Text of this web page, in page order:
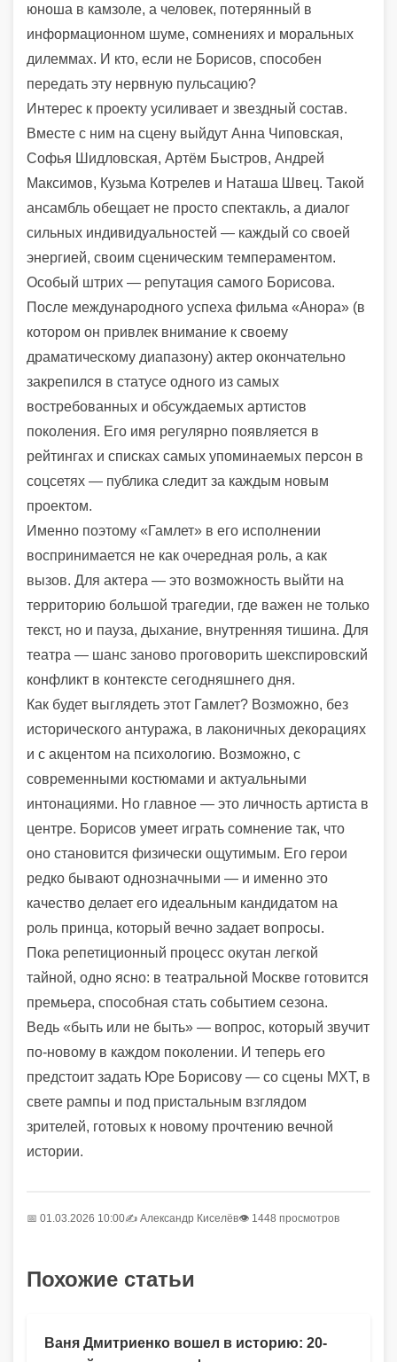
юноша в камзоле, а человек, потерянный в
информационном шуме, сомнениях и моральных
дилеммах. И кто, если не Борисов, способен
передать эту нервную пульсацию?
Интерес к проекту усиливает и звездный состав.
Вместе с ним на сцену выйдут Анна Чиповская,
Софья Шидловская, Артём Быстров, Андрей
Максимов, Кузьма Котрелев и Наташа Швец. Такой
ансамбль обещает не просто спектакль, а диалог
сильных индивидуальностей — каждый со своей
энергией, своим сценическим темпераментом.
Особый штрих — репутация самого Борисова.
После международного успеха фильма «Анора» (в
котором он привлек внимание к своему
драматическому диапазону) актер окончательно
закрепился в статусе одного из самых
востребованных и обсуждаемых артистов
поколения. Его имя регулярно появляется в
рейтингах и списках самых упоминаемых персон в
соцсетях — публика следит за каждым новым
проектом.
Именно поэтому «Гамлет» в его исполнении
воспринимается не как очередная роль, а как
вызов. Для актера — это возможность выйти на
территорию большой трагедии, где важен не только
текст, но и пауза, дыхание, внутренняя тишина. Для
театра — шанс заново проговорить шекспировский
конфликт в контексте сегодняшнего дня.
Как будет выглядеть этот Гамлет? Возможно, без
исторического антуража, в лаконичных декорациях
и с акцентом на психологию. Возможно, с
современными костюмами и актуальными
интонациями. Но главное — это личность артиста в
центре. Борисов умеет играть сомнение так, что
оно становится физически ощутимым. Его герои
редко бывают однозначными — и именно это
качество делает его идеальным кандидатом на
роль принца, который вечно задает вопросы.
Пока репетиционный процесс окутан легкой
тайной, одно ясно: в театральной Москве готовится
премьера, способная стать событием сезона.
Ведь «быть или не быть» — вопрос, который звучит
по-новому в каждом поколении. И теперь его
предстоит задать Юре Борисову — со сцены МХТ, в
свете рампы и под пристальным взглядом
зрителей, готовых к новому прочтению вечной
истории.
📅 01.03.2026 10:00✍️ Александр Киселёв👁 1448 просмотров
Похожие статьи
Ваня Дмитриенко вошел в историю: 20-